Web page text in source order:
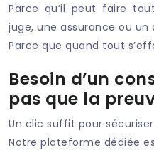
Parce qu’il peut faire
juge, une assurance ou un
Parce que quand tout
Besoin d’un
pas que la
Un clic suffit pour
Notre plateforme dédiée